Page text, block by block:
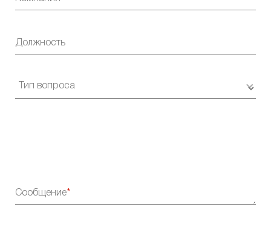
Должность
Сообщение